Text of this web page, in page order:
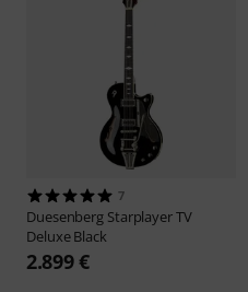
7
Duesenberg Starplayer TV
Deluxe Black
2.899 €